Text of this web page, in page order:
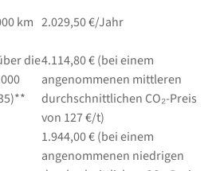
km 2.029,50 €/Jahr
die4.114,80 € (bei einem
angenommenen mittleren
durchschnittlichen CO₂-Preis
von 127 €/t)
1.944,00 € (bei einem
angenommenen niedrigen